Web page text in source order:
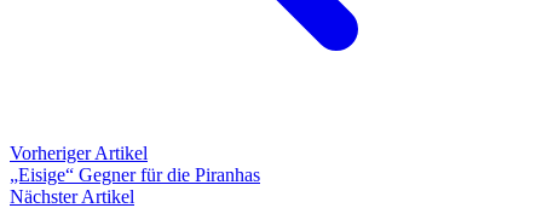
Vorheriger Artikel
„Eisige“ Gegner für die Piranhas
Nächster Artikel